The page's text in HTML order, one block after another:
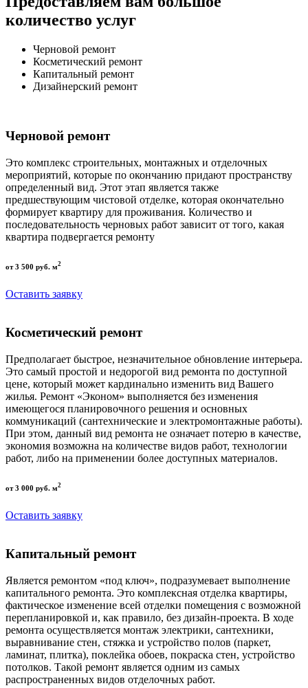
количество услуг
Черновой ремонт
Косметический ремонт
Капитальный ремонт
Дизайнерский ремонт
Черновой ремонт
Это комплекс строительных, монтажных и отделочных
мероприятий, которые по окончанию придают пространству
определенный вид. Этот этап является также
предшествующим чистовой отделке, которая окончательно
формирует квартиру для проживания. Количество и
последовательность черновых работ зависит от того, какая
квартира подвергается ремонту
от 3 500 руб. м2
Оставить заявку
Косметический ремонт
Предполагает быстрое, незначительное обновление интерьера.
Это самый простой и недорогой вид ремонта по доступной
цене, который может кардинально изменить вид Вашего
жилья. Ремонт «Эконом» выполняется без изменения
имеющегося планировочного решения и основных
коммуникаций (сантехнические и электромонтажные работы).
При этом, данный вид ремонта не означает потерю в качестве,
экономия возможна на количестве видов работ, технологии
работ, либо на применении более доступных материалов.
от 3 000 руб. м2
Оставить заявку
Капитальный ремонт
Является ремонтом «под ключ», подразумевает выполнение
капитального ремонта. Это комплексная отделка квартиры,
фактическое изменение всей отделки помещения с возможной
перепланировкой и, как правило, без дизайн-проекта. В ходе
ремонта осуществляется монтаж электрики, сантехники,
выравнивание стен, стяжка и устройство полов (паркет,
ламинат, плитка), поклейка обоев, покраска стен, устройство
потолков. Такой ремонт является одним из самых
распространенных видов отделочных работ.